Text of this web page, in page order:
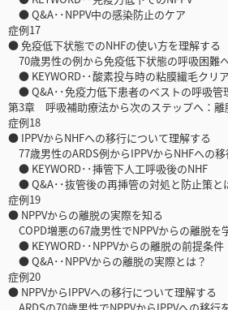
● Q&A･･NPPV中の感染防止のケア
症例17
● 免疫低下状態でのNHFの使い方を理解する
70歳男性の例から免疫低下状態の呼吸困難
● KEYWORD･･酸素投与時の粘膜繊毛クリ
● Q&A･･免疫力低下患者のベストの呼吸管
第3章 呼吸補助療法から次のステップへ：離
症例18
● IPPVからNHFへの移行について理解する
77歳男性のARDS例からIPPVからNHFへの
● KEYWORD･･挿管下人工呼吸後のNHF
● Q&A･･抜管後の再挿管の対処と防止策と
症例19
● NPPVからの離脱の実際を知る
COPD増悪の67歳男性でNPPVからの離脱を
● KEYWORD･･NPPVからの離脱の前提条件
● Q&A･･NPPVからの離脱の実際とは？
症例20
● NPPVからIPPVへの移行について理解する